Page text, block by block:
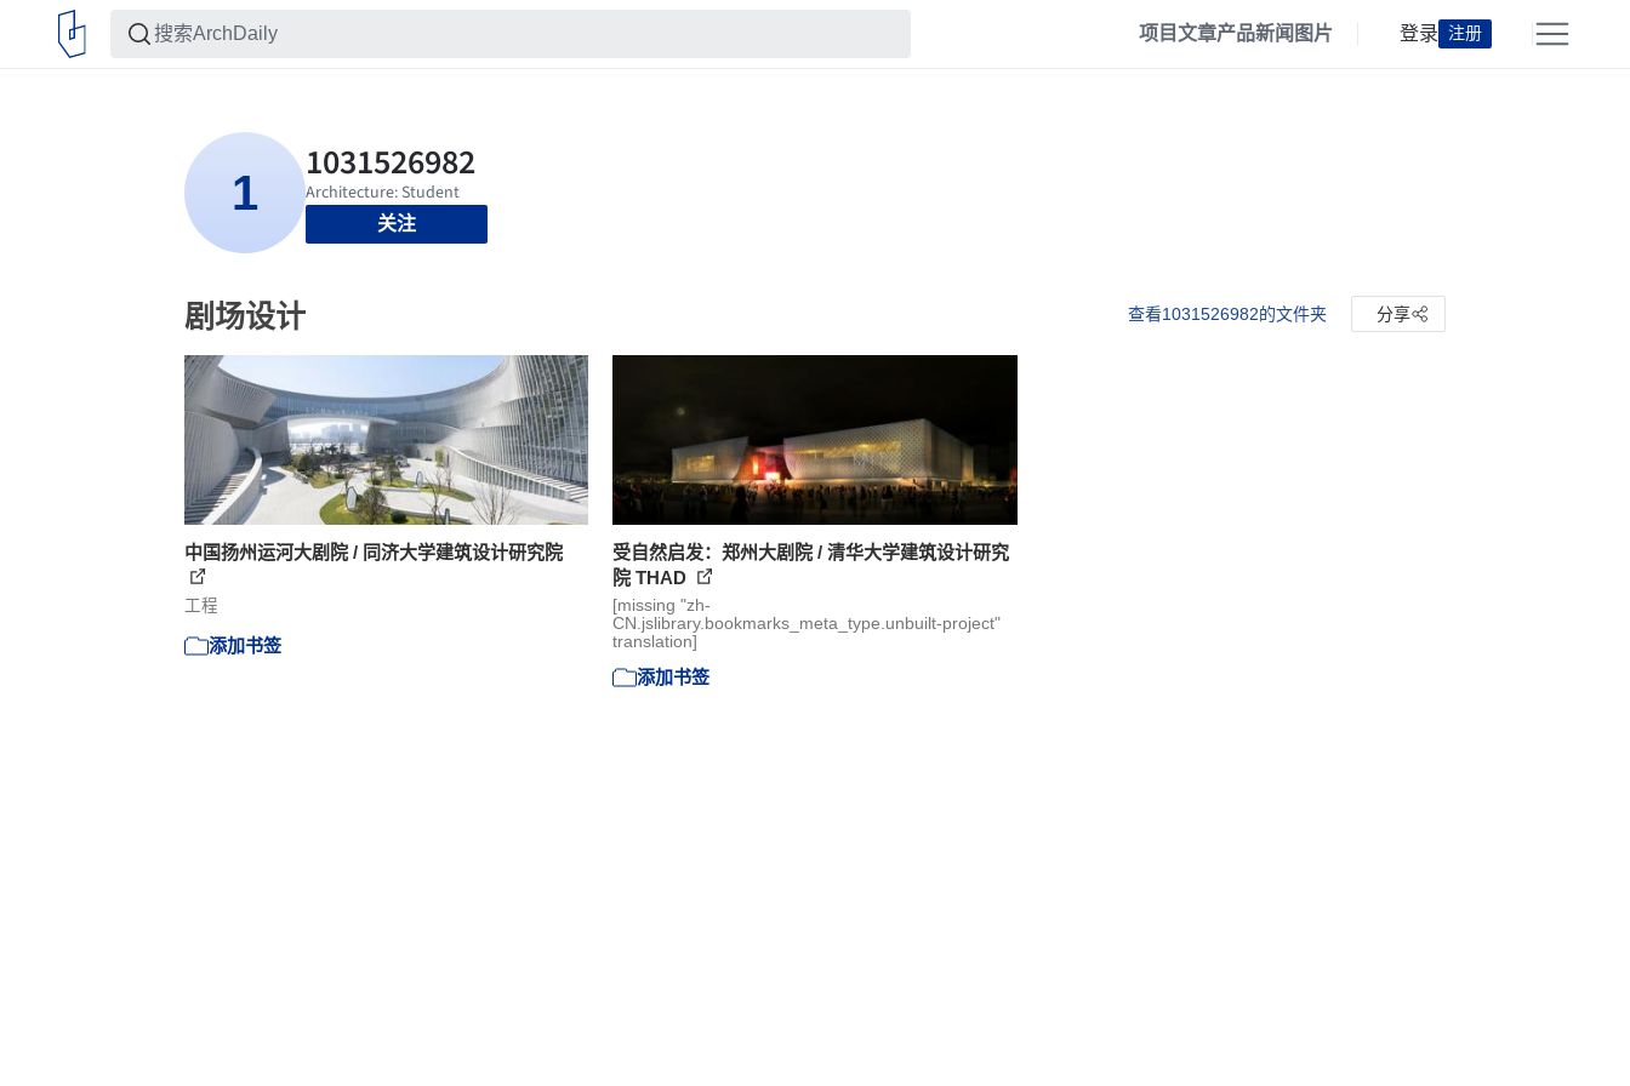
项目文章产品新闻 图片 登录 注册
关注
剧场设计 查看1031526982的文件夹 分享
中国扬州运河大剧院 / 同济大学建筑设计研究院
工程
添加书签
受自然启发：郑州大剧院 / 清华大学建筑设计研究
院 THAD
[missing "zh-
CN.jslibrary.bookmarks_meta_type.unbuilt-project"
translation]
添加书签